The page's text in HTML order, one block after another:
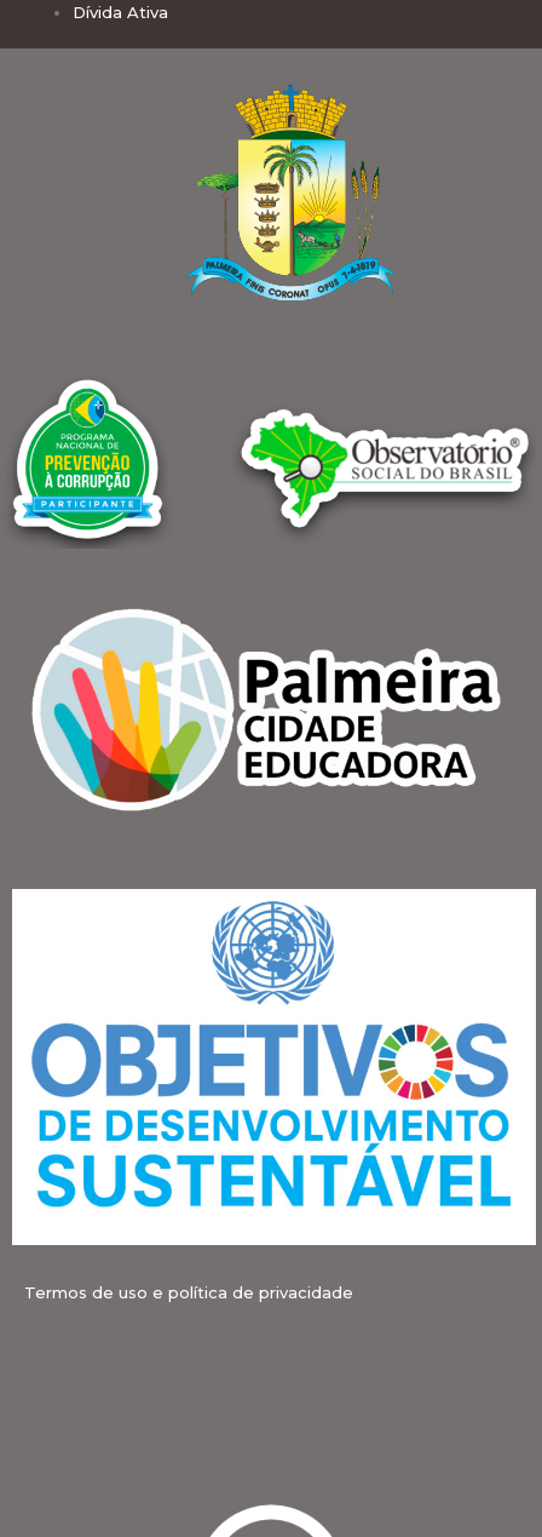
Dívida Ativa
Termos de uso e política de privacidade